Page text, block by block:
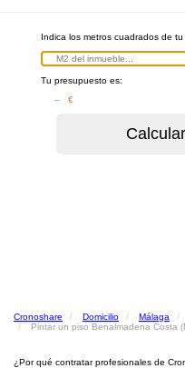
Indica los metros cuadrados de tu
Tu presupuesto es:
– €
Cronoshare Domicilio Málaga
Pintar un piso Benalmadena Costa
¿Por qué contratar profesionales de